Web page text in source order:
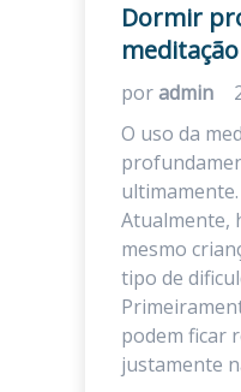
Dormir
meditação
poradmin
O uso da
Atualmente,
mesmo
tipo de
podem ficar
justamente